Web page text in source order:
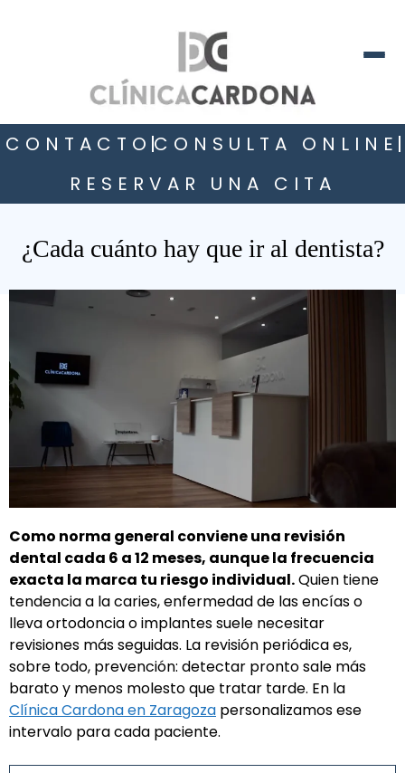
CONTACTO CONSULTA ONLINE
RESERVAR UNA CITA
¿Cada cuánto hay que ir al dentista?
Como norma general conviene una revisión
dental cada 6 a 12 meses, aunque la frecuencia
exacta la marca tu riesgo individual.Quien tiene
tendencia a la caries, enfermedad de las encías o
lleva ortodoncia o implantes suele necesitar
revisiones más seguidas. La revisión periódica es,
sobre todo, prevención: detectar pronto sale más
barato y menos molesto que tratar tarde. En la
Clínica Cardona en Zaragoza personalizamos ese
intervalo para cada paciente.